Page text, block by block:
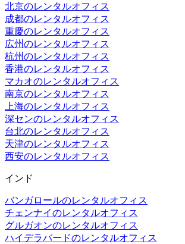
北京のレンタルオフィス
成都のレンタルオフィス
重慶のレンタルオフィス
広州のレンタルオフィス
杭州のレンタルオフィス
香港のレンタルオフィス
マカオのレンタルオフィス
南京のレンタルオフィス
上海のレンタルオフィス
深センのレンタルオフィス
台北のレンタルオフィス
天津のレンタルオフィス
西安のレンタルオフィス
インド
バンガロールのレンタルオフィス
チェンナイのレンタルオフィス
グルガオンのレンタルオフィス
ハイデラバードのレンタルオフィス